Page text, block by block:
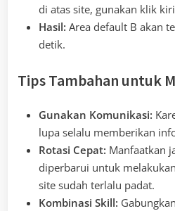
di atas site, gunakan klik
Hasil: Area default B akan
detik.
Tips Tambahan untuk
Gunakan Komunikasi:
lupa selalu memberikan
Rotasi Cepat: Manfaatkan
diperbarui untuk
site sudah terlalu padat.
Kombinasi Skill: